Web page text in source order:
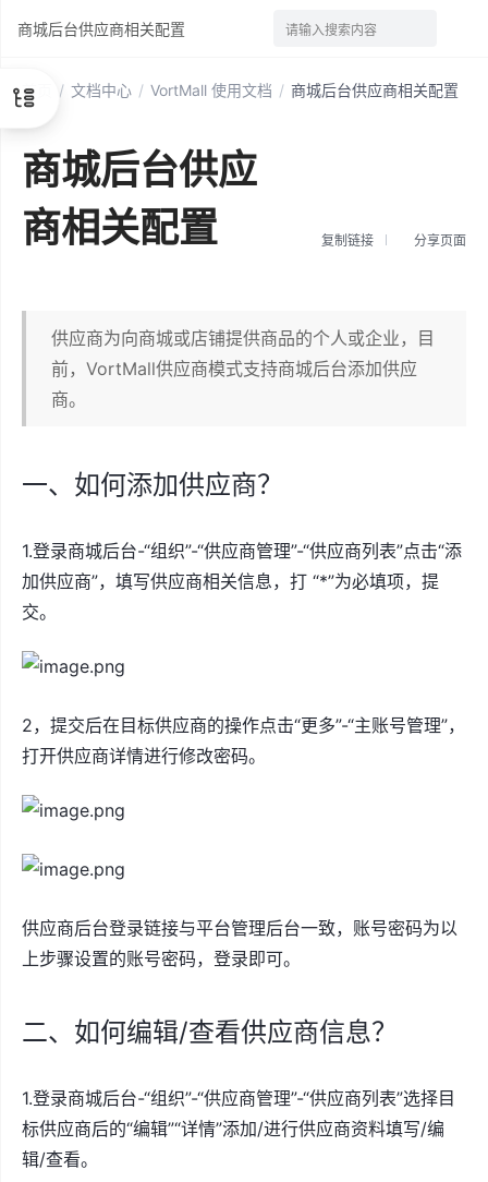
首页 / 文档中心 / VortMall 使用文档 / 商城后台供应商相关配置
商城后台供应
商相关配置
复制链接 分享页面
供应商为向商城或店铺提供商品的个人或企业，目
前，VortMall供应商模式支持商城后台添加供应
商。
一、如何添加供应商？
1.登录商城后台-“组织”-“供应商管理”-“供应商列表”点击“添
加供应商”，填写供应商相关信息，打 “*”为必填项，提
交。
2，提交后在目标供应商的操作点击“更多”-“主账号管理”，
打开供应商详情进行修改密码。
供应商后台登录链接与平台管理后台一致，账号密码为以
上步骤设置的账号密码，登录即可。
二、如何编辑/查看供应商信息？
1.登录商城后台-“组织”-“供应商管理”-“供应商列表”选择目
标供应商后的“编辑”“详情”添加/进行供应商资料填写/编
辑/查看。
商城后台供应商相关配置 请输入搜索内容